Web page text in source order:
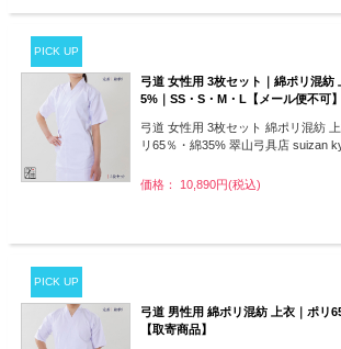
PICK UP
弓道 女性用 3枚セット｜綿ポリ混紡
5%｜SS・S・M・L【メール便不可】
弓道 女性用 3枚セット 綿ポリ混紡
リ65％・綿35% 翠山弓具店 suizan
価格： 10,890円(税込)
PICK UP
弓道 男性用 綿ポリ混紡 上衣｜ポリ
【取寄商品】